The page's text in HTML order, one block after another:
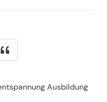
Ausbildung